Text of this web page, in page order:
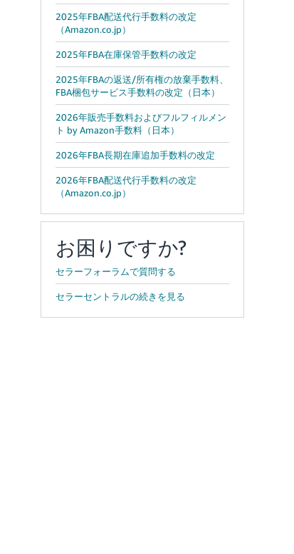
2025年FBA配送代行手数料の改定
（Amazon.co.jp）
2025年FBA在庫保管手数料の改定
2025年FBAの返送/所有権の放棄手数料、
FBA梱包サービス手数料の改定（日本）
2026年販売手数料およびフルフィルメン
ト by Amazon手数料（日本）
2026年FBA長期在庫追加手数料の改定
2026年FBA配送代行手数料の改定
（Amazon.co.jp）
お困りですか?
セラーフォーラムで質問する
セラーセントラルの続きを見る